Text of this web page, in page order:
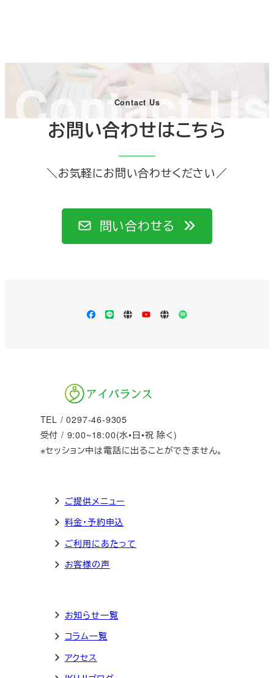
Contact Us
Contact Us
お問い合わせはこちら
＼お気軽にお問い合わせください／
問い合わせる
Facebook
LINEApple
Podcast
YouTube
LISTENSpotify
TEL / 0297-46-9305
受付 / 9:00~18:00(水•日•祝 除く)
※セッション中は電話に出ることができません。
ご提供メニュー
料金・予約申込
ご利用にあたって
お客様の声
お知らせ一覧
コラム一覧
アクセス